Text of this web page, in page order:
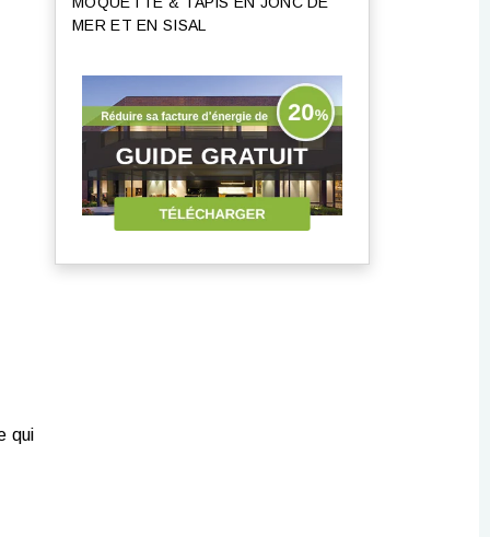
qui
MER ET EN SISAL